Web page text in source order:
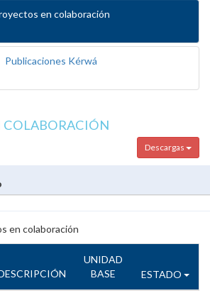
en colaboración
Publicaciones Kérwá
COLABORACIÓN
Descargas
en colaboración
UNIDAD
BASE
ESTADO